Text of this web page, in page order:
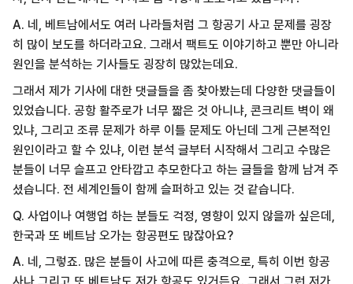
A. 네, 베트남에서도 여러 나라들처럼 그 항공기 사고 문제를 굉장
히 많이 보도를 하더라고요. 그래서 팩트도 이야기하고 뿐만 아니라
원인을 분석하는 기사들도 굉장히 많았는데요.
그래서 제가 기사에 대한 댓글들을 좀 찾아봤는데 다양한 댓글들이
있었습니다. 공항 활주로가 너무 짧은 것 아니냐, 콘크리트 벽이 왜
있냐, 그리고 조류 문제가 하루 이틀 문제도 아닌데 그게 근본적인
원인이라고 할 수 있냐, 이런 분석 글부터 시작해서 그리고 수많은
분들이 너무 슬프고 안타깝고 추모한다고 하는 글들을 함께 남겨 주
셨습니다. 전 세계인들이 함께 슬퍼하고 있는 것 같습니다.
Q. 사업이나 여행업 하는 분들도 걱정, 영향이 있지 않을까 싶은데,
한국과 또 베트남 오가는 항공편도 많잖아요?
A. 네, 그렇죠. 많은 분들이 사고에 따른 충격으로, 특히 이번 항공